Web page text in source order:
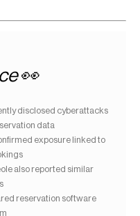
👀
disclosed cyberattacks
data
exposure linked to
also reported similar
reservation software